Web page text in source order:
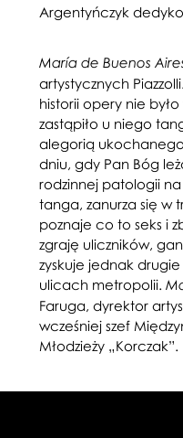
Argentyńczyk
María de Buenos
artystycznych
historii opery nie
zastąpiło u niego
alegorią
dniu, gdy Pan Bóg
rodzinnej patologii
tanga, zanurza się w
poznaje co to seks i
zgraję uliczników,
zyskuje jednak
ulicach metropolii.
Faruga, dyrektor
wcześniej szef
Młodzieży „Korczak”.